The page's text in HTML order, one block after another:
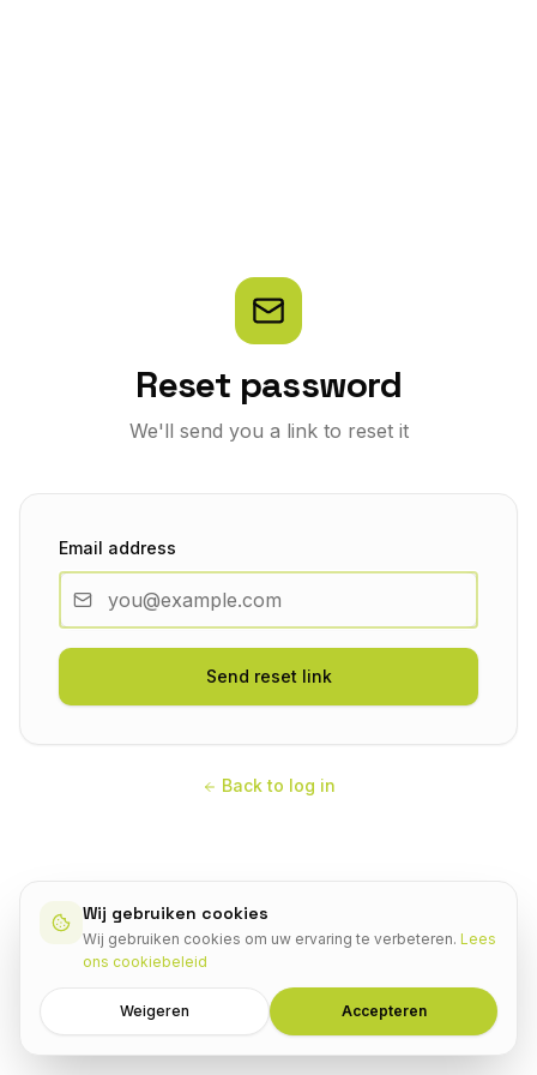
Wij gebruiken cookies
Wij gebruiken cookies om uw ervaring te verbeteren. Lees
ons cookiebeleid
Weigeren Accepteren
Reset password
We'll send you a link to reset it
Email address
Send reset link
Back to log in